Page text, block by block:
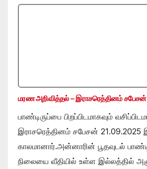
மரண அறிவித்தல் – இராசரெத்தினம் சபேசன் –
பாண்டிருப்பை பிறப்பிடமாகவும்
இராசரெத்தினம் சபேசன் 21.09.2025
காலமானார்.அன்னாரின் பூதவுடல்
நிலையை வீதியில் உள்ள இல்லத்தில்